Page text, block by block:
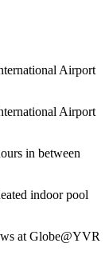
Airport
Airport
in between
indoor pool
at Globe@YVR